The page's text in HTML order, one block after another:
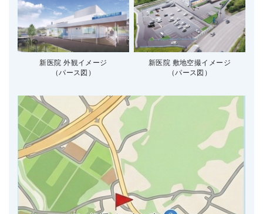
新医院 外観イメージ
（パース図）
新医院 敷地空撮イメージ
（パース図）